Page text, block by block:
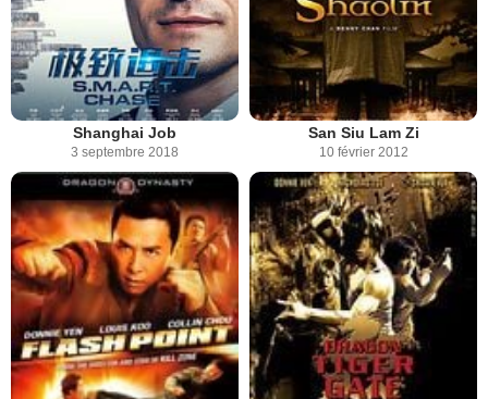
Shanghai Job
3 septembre 2018
San Siu Lam Zi
10 février 2012